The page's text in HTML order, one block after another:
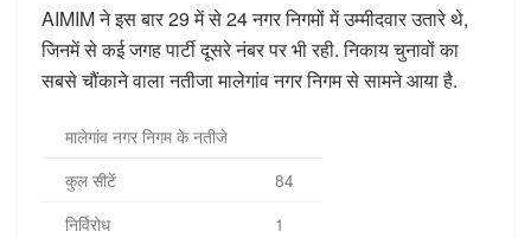
AIMIM ने इस बार 29 में से 24 नगर निगमों में उम्मीदवार उतारे थे,
जिनमें से कई जगह पार्टी दूसरे नंबर पर भी रही. निकाय चुनावों का
सबसे चौंकाने वाला नतीजा मालेगांव नगर निगम से सामने आया है.
मालेगांव नगर निगम के नतीजे
कुल सीटें
84
निर्विरोध
1